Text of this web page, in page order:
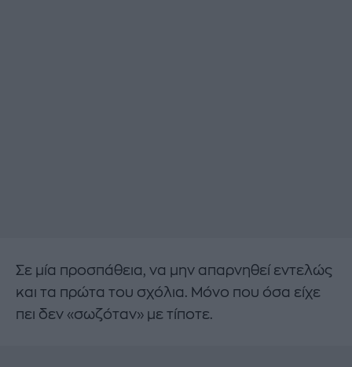
Σε μία προσπάθεια, να μην απαρνηθεί εντελώς
και τα πρώτα του σχόλια. Μόνο που όσα είχε
πει δεν «σωζόταν» με τίποτε.